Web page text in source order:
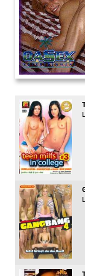
Eine Sexplosieve Fam